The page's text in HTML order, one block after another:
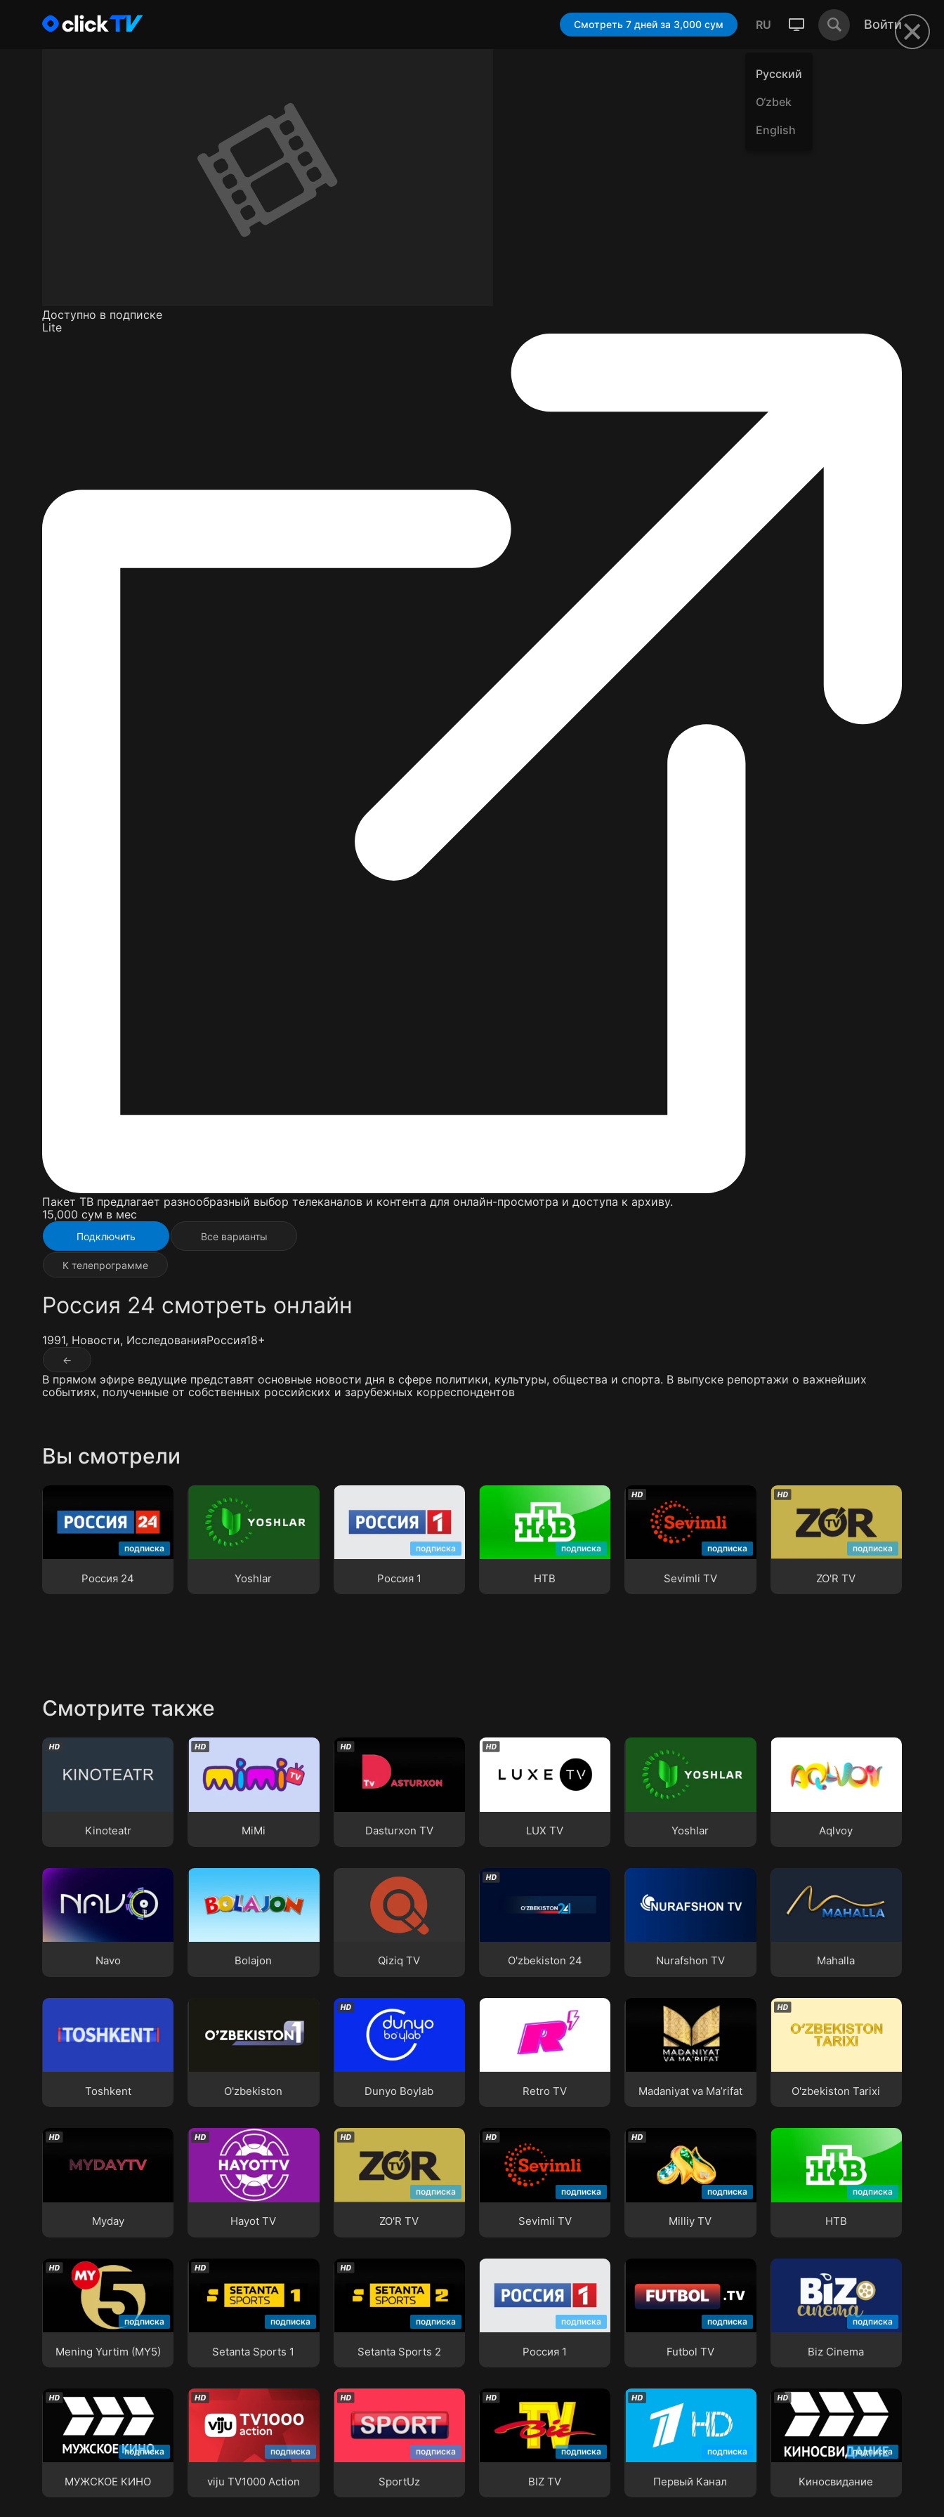
Смотреть 7 дней за 3,000 cум RU
Русский
O‘zbek
English
Войти
Доступно в подписке
Lite
Пакет ТВ предлагает разнообразный выбор телеканалов и контента для онлайн-просмотра и доступа к архиву.
15,000 cум в мес
Подключить Все варианты
К телепрограмме
Россия 24 смотреть онлайн
1991, Новости, ИсследованияРоссия18+
←
В прямом эфире ведущие представят основные новости дня в сфере политики, культуры, общества и спорта. В выпуске репортажи о важнейших
событиях, полученные от собственных российских и зарубежных корреспондентов
Вы смотрели
подписка
Россия 24
Yoshlar
Yoshlar
подписка
Россия 1
подписка
НТВ
подписка
Sevimli TV
подписка
ZO'R TV
Смотрите также
Kinoteatr MiMi Dasturxon TV LUX TV
Yoshlar
Yoshlar Aqlvoy
Navo
Navo Bolajon
Qiziq TV
Qiziq TV O'zbekiston 24 Nurafshon TV Mahalla
Toshkent O'zbekiston
Dunyo Boylab
Dunyo Boylab Retro TV
Madaniyat va Ma’rifat
Madaniyat va Ma’rifat O'zbekiston Tarixi
Myday
Hayot TV
Hayot TV
подписка
ZO'R TV
подписка
Sevimli TV
подписка
Milliy TV
подписка
НТВ
подписка
Mening Yurtim (MY5)
Mening Yurtim (MY5)
подписка
Setanta Sports 1
Setanta Sports 1
подписка
Setanta Sports 2
Setanta Sports 2
подписка
Россия 1
подписка
Futbol TV
подписка
Biz Cinema
подписка
МУЖСКОЕ КИНО
МУЖСКОЕ КИНО
подписка
viju TV1000 Action
viju TV1000 Action
подписка
SportUz
подписка
BIZ TV
подписка
Первый Канал
Первый Канал
подписка
Киносвидание
Киносвидание